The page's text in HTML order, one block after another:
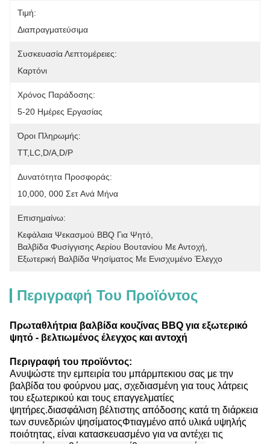
Τιμή:
Διαπραγματεύσιμα
Συσκευασία Λεπτομέρειες:
Καρτόνι
Χρόνος Παράδοσης:
5-20 Ημέρες Εργασίας
Όροι Πληρωμής:
ΤΤ,LC,D/A,D/P
Δυνατότητα Προσφοράς:
10,000, 000 Σετ Ανά Μήνα
Επισημαίνω:
Κεφάλαια Ψεκασμού BBQ Για Ψητό
Βαλβίδα Φυσίγγισης Αερίου Βουτανίου Με Αντοχή
Εξωτερική Βαλβίδα Ψησίματος Με Ενισχυμένο Έλεγχο
Περιγραφή Του Προϊόντος
Πρωταθλήτρια βαλβίδα κουζίνας BBQ για εξωτερικό
ψητό - βελτιωμένος έλεγχος και αντοχή
Περιγραφή του προϊόντος:
Ανυψώστε την εμπειρία του μπάρμπεκιου σας με την
βαλβίδα του φούρνου μας, σχεδιασμένη για τους λάτρεις
του εξωτερικού και τους επαγγελματίες
ψητήρες.διασφάλιση βέλτιστης απόδοσης κατά τη διάρκεια
των συνεδριών ψησίματοςΦτιαγμένο από υλικά υψηλής
ποιότητας, είναι κατασκευασμένο για να αντέχει τις